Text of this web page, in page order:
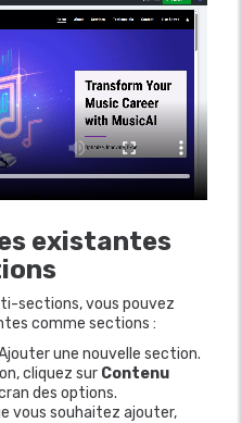
existantes
sections, vous pouvez
comme sections :
une nouvelle section.
cliquez sur Contenu
des options.
vous souhaitez ajouter,